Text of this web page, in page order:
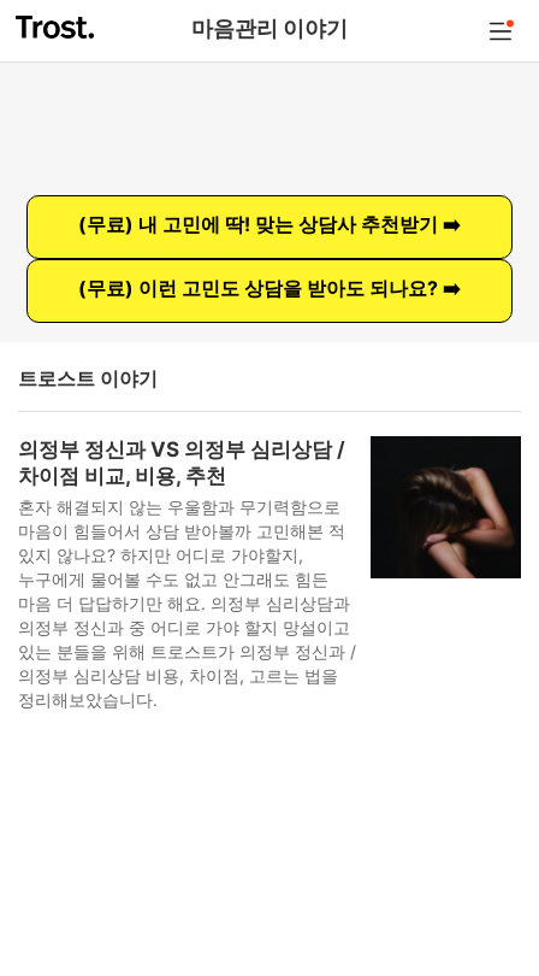
마음관리 이야기
(무료) 내 고민에 딱! 맞는 상담사 추천받기 ➡️
(무료) 이런 고민도 상담을 받아도 되나요? ➡️
트로스트 이야기
의정부 정신과 VS 의정부 심리상담 /
차이점 비교, 비용, 추천
혼자 해결되지 않는 우울함과 무기력함으로
마음이 힘들어서 상담 받아볼까 고민해본 적
있지 않나요? 하지만 어디로 가야할지,
누구에게 물어볼 수도 없고 안그래도 힘든
마음 더 답답하기만 해요. 의정부 심리상담과
의정부 정신과 중 어디로 가야 할지 망설이고
있는 분들을 위해 트로스트가 의정부 정신과 /
의정부 심리상담 비용, 차이점, 고르는 법을
정리해보았습니다.